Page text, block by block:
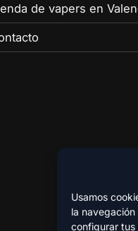
Usamos
la
configurar tus
de vapers en